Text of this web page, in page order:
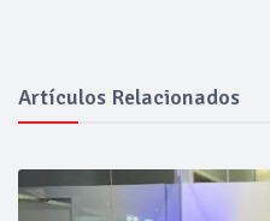
Artículos Relacionados